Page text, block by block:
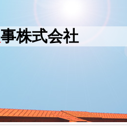
事株式会社